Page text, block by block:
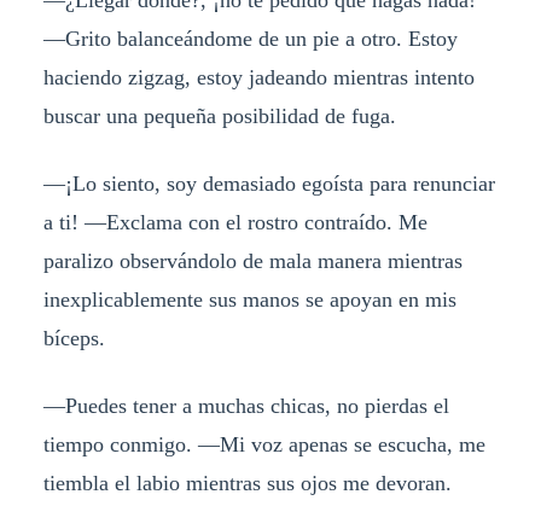
—Grito balanceándome de un pie a otro. Estoy
haciendo zigzag, estoy jadeando mientras intento
buscar una pequeña posibilidad de fuga.
—¡Lo siento, soy demasiado egoísta para renunciar
a ti! —Exclama con el rostro contraído. Me
paralizo observándolo de mala manera mientras
inexplicablemente sus manos se apoyan en mis
bíceps.
—Puedes tener a muchas chicas, no pierdas el
tiempo conmigo. —Mi voz apenas se escucha, me
tiembla el labio mientras sus ojos me devoran.